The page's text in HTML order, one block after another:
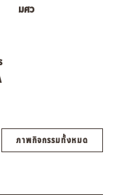
มศว
ภาพกิจกรรมทั้งหมด